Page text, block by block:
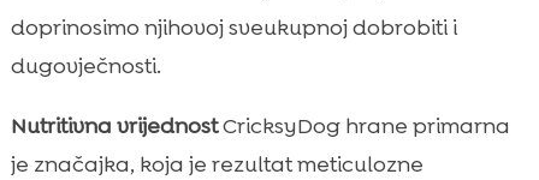
doprinosimo njihovoj sveukupnoj dobrobiti i
dugovječnosti.
Nutritivna vrijednostCricksyDog hrane primarna
je značajka, koja je rezultat meticulozne